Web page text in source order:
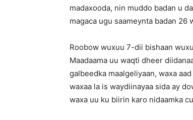
madaxooda, nin muddo badan u
magaca ugu saameynta badan 26
Roobow wuxuu 7-dii bishaan
Maadaama uu waqti dheer
galbeedka maalgeliyaan, waxa
waxaa la is waydiinayaa sida ay
waxa uu ku biirin karo nidaamka